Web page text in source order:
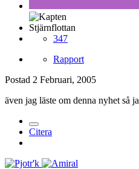
Stjärnflottan
347
Rapport
Postad 2 Februari, 2005
även jag läste om denna nyhet så
Citera